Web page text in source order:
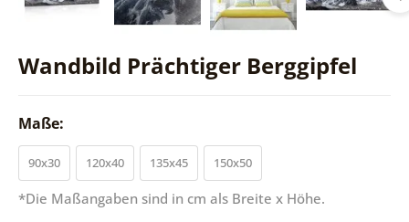
Wandbild Prächtiger Berggipfel
Maße:
90x30 120x40 135x45 150x50
*Die Maßangaben sind in cm als Breite x Höhe.